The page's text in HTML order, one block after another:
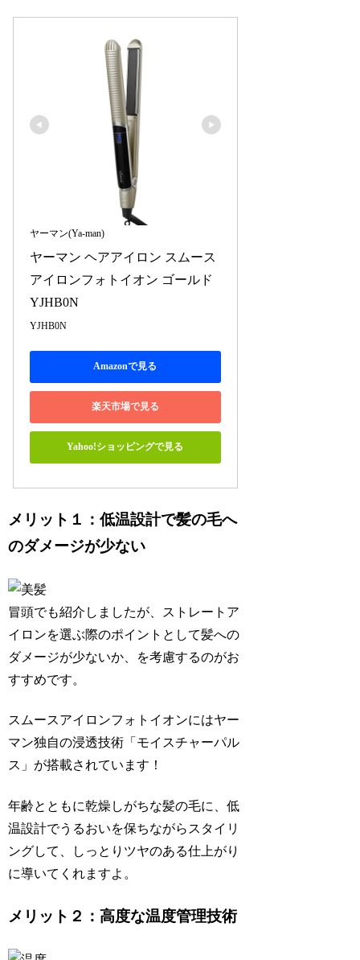
ヤーマン(Ya-man)
ヤーマン ヘアアイロン スムース
アイロンフォトイオン ゴールド
YJHB0N
YJHB0N
Amazonで見る
楽天市場で見る
Yahoo!ショッピングで見る
メリット１：低温設計で髪の毛へ
のダメージが少ない
冒頭でも紹介しましたが、ストレートア
イロンを選ぶ際のポイントとして髪への
ダメージが少ないか、を考慮するのがお
すすめです。
スムースアイロンフォトイオンにはヤー
マン独自の浸透技術「モイスチャーパル
ス」が搭載されています！
年齢とともに乾燥しがちな髪の毛に、低
温設計でうるおいを保ちながらスタイリ
ングして、しっとりツヤのある仕上がり
に導いてくれますよ。
メリット２：高度な温度管理技術